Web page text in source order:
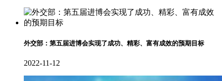
外交部：第五届进博会实现了成功、精彩、富有成效的预期目标
2022-11-12